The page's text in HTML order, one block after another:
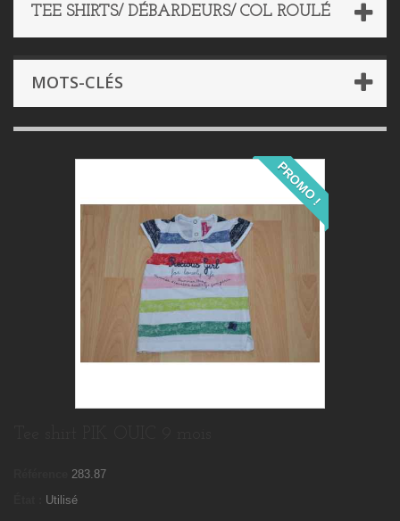
TEE SHIRTS/ DÉBARDEURS/ COL ROULÉ
MOTS-CLÉS
PROMO !
283.87
Utilisé